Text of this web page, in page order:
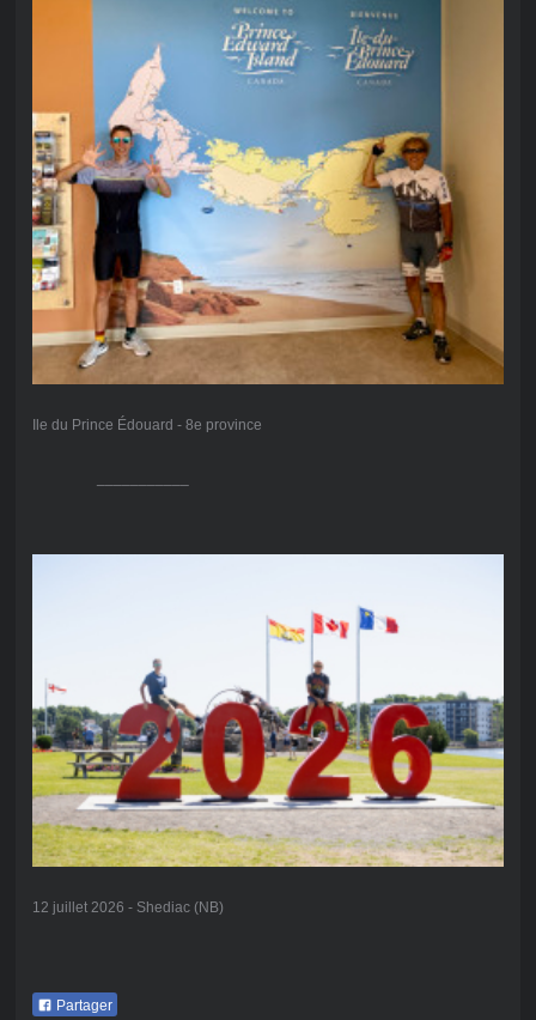
Ile du Prince Édouard - 8e province
12 juillet 2026 - Shediac (NB)
Partager